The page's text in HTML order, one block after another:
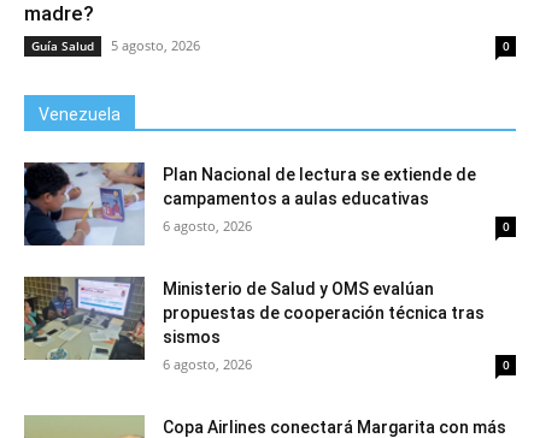
madre?
Guía Salud 5 agosto, 2026 0
Venezuela
Plan Nacional de lectura se extiende de
campamentos a aulas educativas
6 agosto, 2026 0
Ministerio de Salud y OMS evalúan
propuestas de cooperación técnica tras
sismos
6 agosto, 2026 0
Copa Airlines conectará Margarita con más